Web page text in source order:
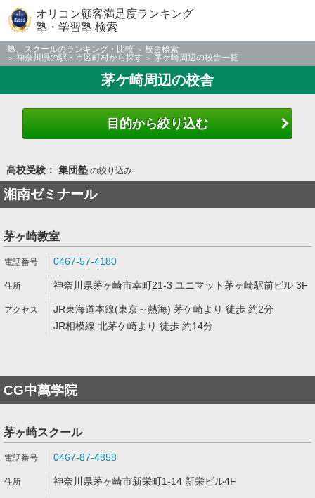
オリコン顧客満足度ランキング
塾・学習塾 検索
塾、スクールのランキング・比較
校舎検索
神奈川県の駅・市区町村から探す
茅ケ崎周辺の校舎一覧
茅ケ崎周辺の校舎
目的から絞り込む
高校受験： 集団塾の絞り込み
湘南ゼミナール
茅ヶ崎教室
0467-57-4180
神奈川県茅ヶ崎市幸町21-3 ユニマット茅ヶ崎駅前ビル 3F
JR東海道本線(東京～熱海) 茅ケ崎より 徒歩 約2分
JR相模線 北茅ケ崎より 徒歩 約14分
CG中萬学院
茅ヶ崎スクール
0467-87-4858
神奈川県茅ヶ崎市新栄町1-14 新栄ビル4F